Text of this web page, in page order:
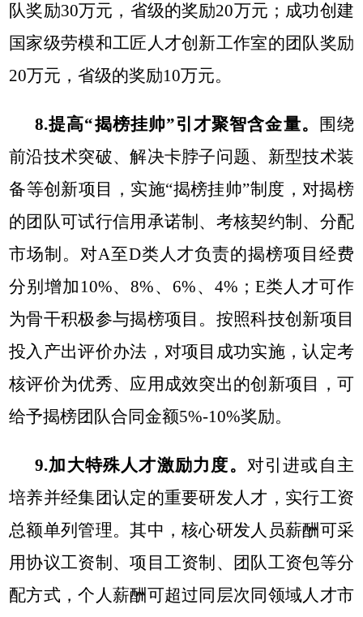
队奖励30万元，省级的奖励20万元；成功创建
国家级劳模和工匠人才创新工作室的团队奖励
20万元，省级的奖励10万元。
8.提高“揭榜挂帅”引才聚智含金量。
围绕
前沿技术突破、解决卡脖子问题、新型技术装
备等创新项目，实施“揭榜挂帅”制度，对揭榜
的团队可试行信用承诺制、考核契约制、分配
市场制。对A至D类人才负责的揭榜项目经费
分别增加10%、8%、6%、4%；E类人才可作
为骨干积极参与揭榜项目。按照科技创新项目
投入产出评价办法，对项目成功实施，认定考
核评价为优秀、应用成效突出的创新项目，可
给予揭榜团队合同金额5%-10%奖励。
9.加大特殊人才激励力度。 对引进或自主
培养并经集团认定的重要研发人才，实行工资
总额单列管理。其中，核心研发人员薪酬可采
用协议工资制、项目工资制、团队工资包等分
配方式，个人薪酬可超过同层次同领域人才市